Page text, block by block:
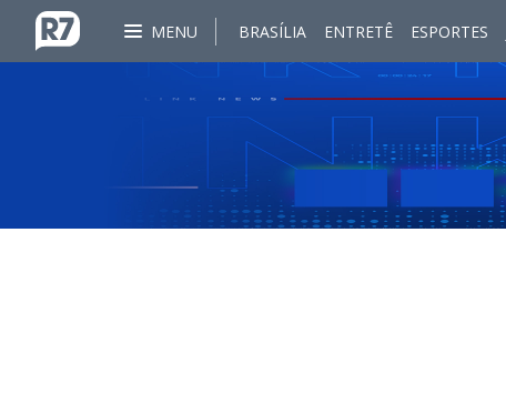
MENU BRASÍLIA ENTRETÊ ESPORTES